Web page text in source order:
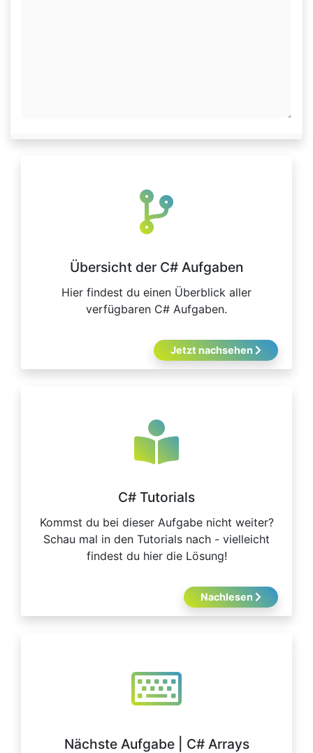
Übersicht der C# Aufgaben
Hier findest du einen Überblick aller
verfügbaren C# Aufgaben.
Jetzt nachsehen
C# Tutorials
Kommst du bei dieser Aufgabe nicht weiter?
Schau mal in den Tutorials nach - vielleicht
findest du hier die Lösung!
Nachlesen
Nächste Aufgabe | C# Arrays